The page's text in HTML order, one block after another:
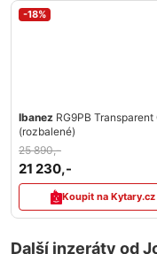
-18%
Ibanez RG9PB Transparent
(rozbalené)
25 890,-
21 230,-
Koupit na Kytary.cz
Další inzeráty od